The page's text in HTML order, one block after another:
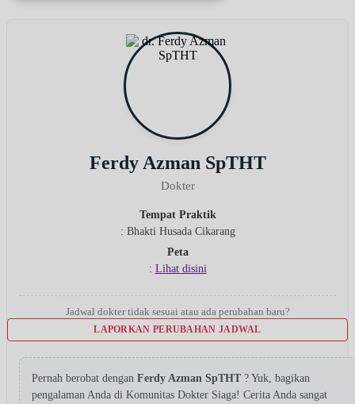
Ferdy Azman SpTHT
Dokter
Tempat Praktik
: Bhakti Husada Cikarang
Peta
: Lihat disini
Jadwal dokter tidak sesuai atau ada perubahan baru?
LAPORKAN PERUBAHAN JADWAL
Pernah berobat dengan Ferdy Azman SpTHT ? Yuk, bagikan
pengalaman Anda di Komunitas Dokter Siaga! Cerita Anda sangat